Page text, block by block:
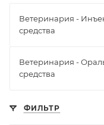
Ветеринария -
средства
Ветеринария -
средства
ФИЛЬТР